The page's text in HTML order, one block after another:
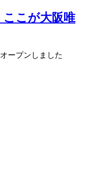
こが大阪唯
ープンしました